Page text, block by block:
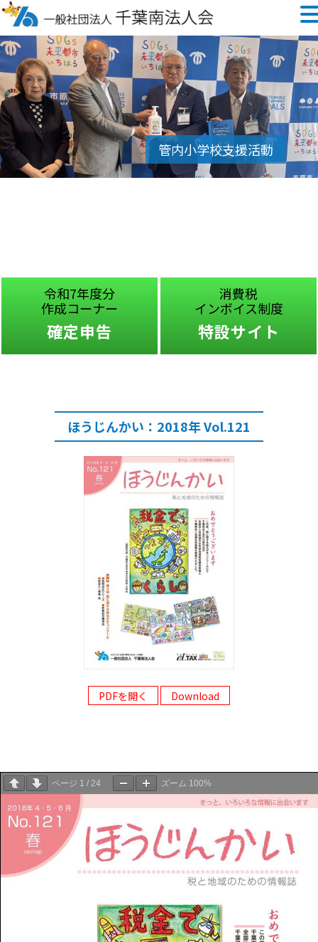
令和7年度分
作成コーナー
確定申告
消費税
インボイス制度
特設サイト
ほうじんかい：2018年 Vol.121
PDFを開く Download
ページ 1 / 24 ズーム 100%